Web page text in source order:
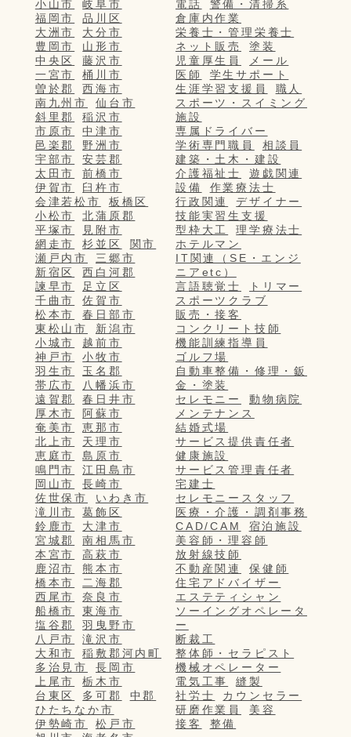
小山市
岐阜市
福岡市
品川区
大洲市
大分市
豊岡市
山形市
中央区
藤沢市
一宮市
桶川市
曽於郡
西海市
南九州市
仙台市
斜里郡
稲沢市
市原市
中津市
邑楽郡
野洲市
宇部市
安芸郡
太田市
前橋市
伊賀市
臼杵市
会津若松市
板橋区
小松市
北蒲原郡
平塚市
見附市
網走市
杉並区
関市
瀬戸内市
三郷市
新宿区
西白河郡
諫早市
足立区
千曲市
佐賀市
松本市
春日部市
東松山市
新潟市
小城市
越前市
神戸市
小牧市
羽生市
玉名郡
帯広市
八幡浜市
遠賀郡
春日井市
厚木市
阿蘇市
奄美市
恵那市
北上市
天理市
恵庭市
島原市
鳴門市
江田島市
岡山市
長崎市
佐世保市
いわき市
滝川市
葛飾区
鈴鹿市
大津市
宮城郡
南相馬市
本宮市
高萩市
鹿沼市
熊本市
橋本市
二海郡
西尾市
奈良市
船橋市
東海市
塩谷郡
羽曳野市
八戸市
滝沢市
大和市
稲敷郡河内町
多治見市
長岡市
上尾市
栃木市
台東区
多可郡
中郡
ひたちなか市
伊勢崎市
松戸市
電話
警備・清掃系
倉庫内作業
栄養士・管理栄養士
ネット販売
塗装
児童厚生員
メール
医師
学生サポート
生涯学習支援員
職人
スポーツ・スイミング
施設
専属ドライバー
学術専門職員
相談員
建築・土木・建設
介護福祉士
遊戯関連
設備
作業療法士
行政関連
デザイナー
技能実習生支援
型枠大工
理学療法士
ホテルマン
IT関連（SE・エンジ
ニアetc）
言語聴覚士
トリマー
スポーツクラブ
販売・接客
コンクリート技師
機能訓練指導員
ゴルフ場
自動車整備・修理・鈑
金・塗装
セレモニー
動物病院
メンテナンス
結婚式場
サービス提供責任者
健康施設
サービス管理責任者
宅建士
セレモニースタッフ
医療・介護・調剤事務
CAD/CAM
宿泊施設
美容師・理容師
放射線技師
不動産関連
保健師
住宅アドバイザー
エステティシャン
ソーイングオペレータ
ー
断裁工
整体師・セラピスト
機械オペレーター
電気工事
縫製
社労士
カウンセラー
研磨作業員
美容
接客
整備